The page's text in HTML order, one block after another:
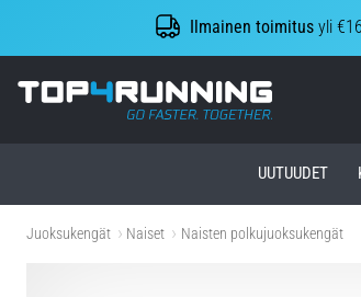
Ilmainen toimitus yli
UUTUUDET
Juoksukengät Naiset Naisten polkujuoksukengät